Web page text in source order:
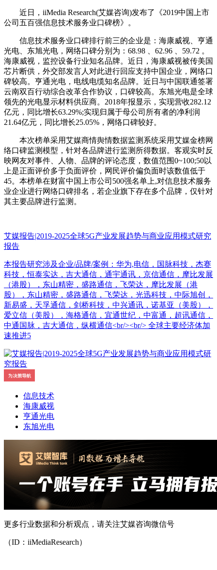
近日，iiMedia Research(艾媒咨询)发布了《2019中国上市
公司五百强信息技术服务业口碑榜》。
信息技术服务业口碑排行前三的企业是：海康威视、亨通
光电、东旭光电，网络口碑分别为：68.98 、62.96 、59.72 。
海康威视，监控设备行业知名品牌。近日，海康威视被传美国
芯片断供，外交部发言人对此进行回应支持中国企业，网络口
碑较高。亨通光电，电线电缆知名品牌。近日与中国联通签署
云南双百行动综合改革合作协议，口碑较高。东旭光电是全球
领先的光电显示材料供应商。2018年报显示，实现营收282.12
亿元，同比增长63.29%;实现归属于母公司所有者的净利润
21.64亿元，同比增长25.05%，网络口碑较好。
本次榜单采用艾媒商情舆情数据监测系统采用艾媒金榜网
络口碑监测模型，针对各品牌进行监测所得数据。客观实时反
映网友对事件、人物、品牌的评论态度，数值范围0~100;50以
上是正面评价多于负面评价，网民评价偏负面时该数值低于
45。本榜单在财富中国上市公司500强名单上,对信息技术服务
业企业进行网络口碑排名，若企业旗下存在多个品牌，仅针对
其主要品牌进行监测。
艾媒报告|2019-2025全球5G产业发展趋势与商业应用模式研究
报告
本报告研究涉及企业/品牌/案例：华为,电信，国脉科技，杰赛
科技，恒泰实达，吉大通信，通宇通讯，京信通信，摩比发展
（港股），东山精密，盛路通信，飞荣达，摩比发展（港
股），东山精密，盛路通信，飞荣达，光迅科技，中际旭创，
新易盛，天孚通信，剑桥科技，中兴通讯，诺基亚（美股），
爱立信（美股），海格通信，宜通世纪，中富通，超讯通信，
中通国脉，吉大通信，纵横通信<br/><br/> 全球主要经济体加
速推进5
信息技术
海康威视
亨通光电
东旭光电
更多行业数据和分析观点，请关注艾媒咨询微信号
（ID：iiMediaResearch）